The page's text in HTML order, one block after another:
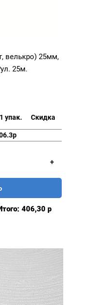
велькро) 25мм,
25м.
упак. Скидка
+
406,30 р